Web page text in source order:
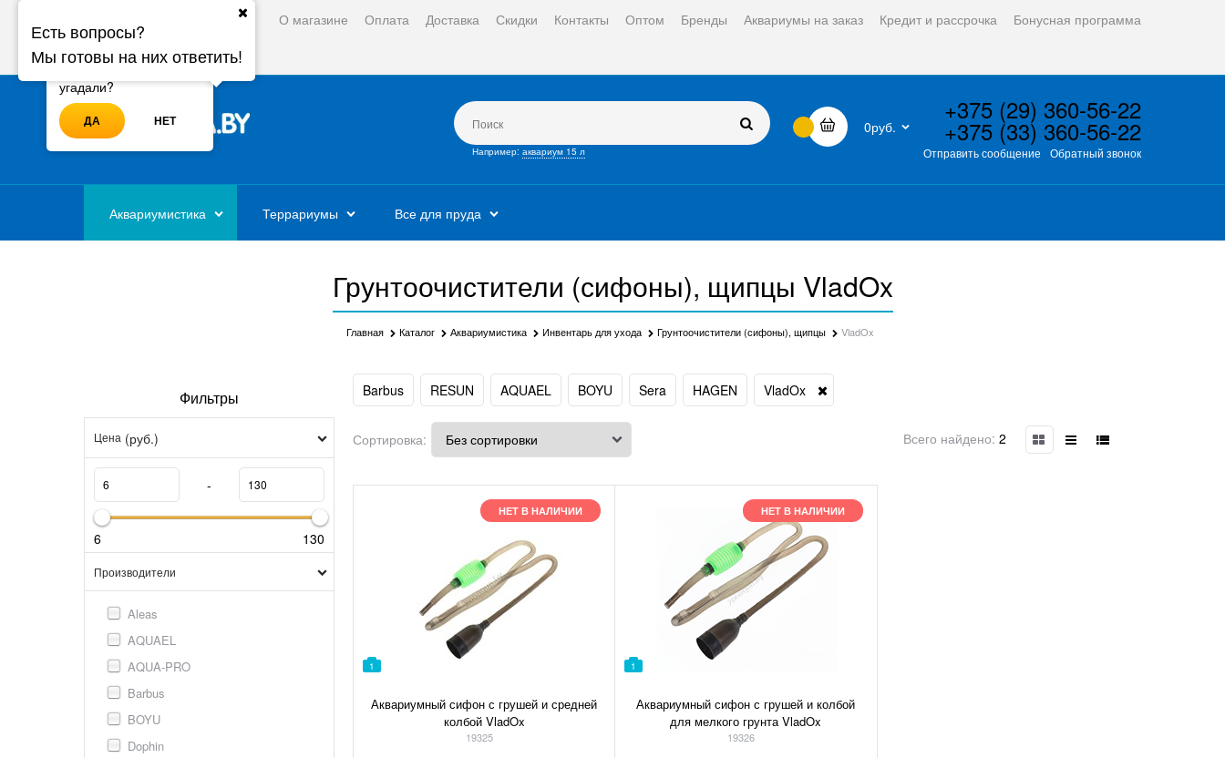
О магазине Оплата Доставка Скидки Контакты Оптом Бренды Аквариумы на заказ Кредит и рассрочка Бонусная программа
Войти Регистрация
Например: аквариум 15 л
0руб.
+375 (29) 360-56-22
+375 (33) 360-56-22
Отправить сообщение Обратный звонок
Аквариумистика Террариумы Все для пруда
Грунтоочистители (сифоны), щипцы VladOx
Главная Каталог Аквариумистика Инвентарь для ухода Грунтоочистители (сифоны), щипцы VladOx
Фильтры
Цена (руб.)
-
6 130
Производители
Aleas
AQUAEL
AQUA-PRO
Barbus
BOYU
Dophin
Barbus RESUN AQUAEL BOYU Sera HAGEN VladOx
Сортировка: Всего найдено: 2
1
Аквариумный сифон с грушей и средней
колбой VladOx
19325
НЕТ В НАЛИЧИИ
1
Аквариумный сифон с грушей и колбой
для мелкого грунта VladOx
19326
НЕТ В НАЛИЧИИ
Ваш город - Минск,
угадали?
ДА НЕТ
Есть вопросы?
Мы готовы на них ответить!